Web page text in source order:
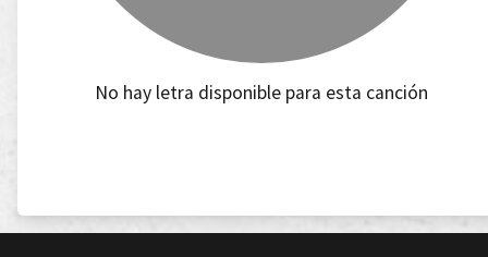
No hay letra disponible para esta canción